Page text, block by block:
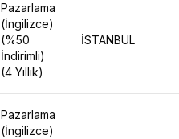
Pazarlama
(İngilizce)
(%50
İndirimli)
(4 Yıllık)
İSTANBUL
Pazarlama
(İngilizce)